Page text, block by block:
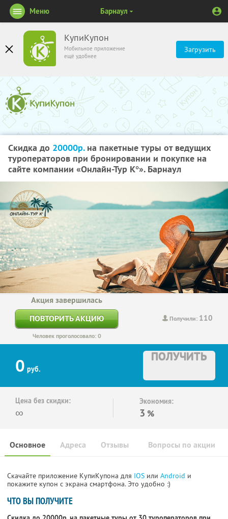
КупиКупон
Мобильное приложение
ещё удобнее
Загрузить
Меню Барнаул
Скидка до 20000р.на пакетные туры от ведущих
туроператоров при бронировании и покупке на
сайте компании «Онлайн-Тур К°». Барнаул
Получили: 110
Акция завершилась
ПОВТОРИТЬ АКЦИЮ
Человек проголосовало: 0
0 руб.
ПОЛУЧИТЬ
Цена без скидки:
∞
Экономия:
3 %
Основное Отзывы Вопросы по акции
Адреса
Скачайте приложение КупиКупона для IOS или Android и
покажите купон с экрана смартфона. Это удобно :)
ЧТО ВЫ ПОЛУЧИТЕ